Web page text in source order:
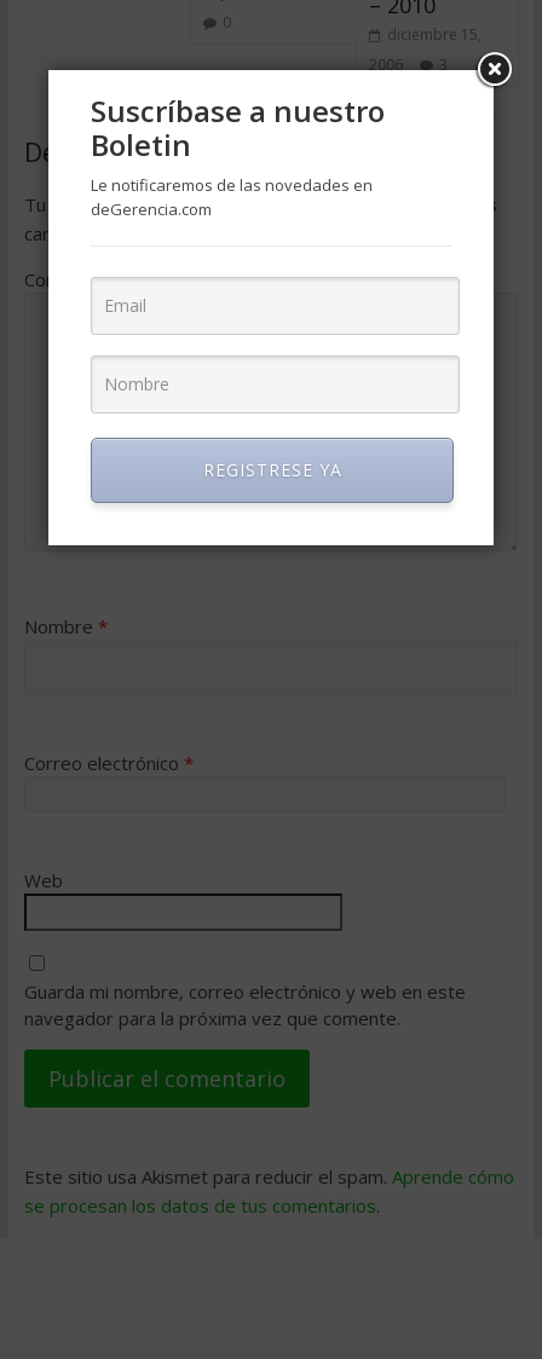
0
diciembre 15,
2006
3
Deja una respuesta
Tu dirección de correo electrónico no será publicada.
Los
campos obligatorios están marcados con
Comentario*
Nombre *
Correo electrónico *
Web
Guarda mi nombre, correo electrónico y web en este
navegador para la próxima vez que comente.
Este sitio usa Akismet para reducir el spam. Aprende cómo
se procesan los datos de tus comentarios.
Suscríbase a nuestro
Boletin
Le notificaremos de las novedades en
deGerencia.com
REGISTRESE YA